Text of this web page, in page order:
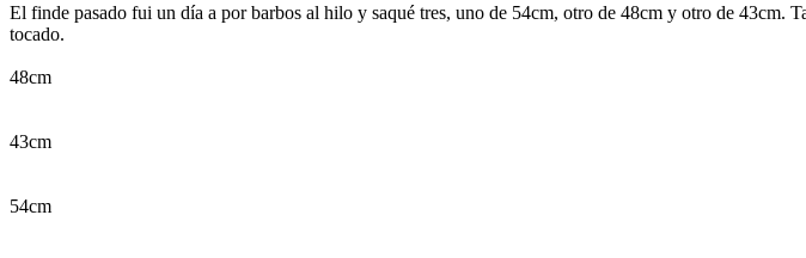
El finde pasado fui un día a por barbos al hilo y saqué tres, uno de 54cm, otro de 48cm y otro de 43cm.
tocado.
48cm
43cm
54cm